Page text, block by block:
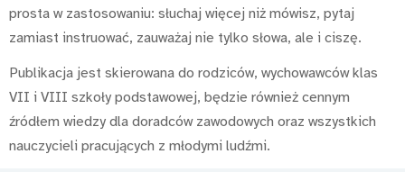
prosta w zastosowaniu: słuchaj więcej niż mówisz, pytaj
zamiast instruować, zauważaj nie tylko słowa, ale i ciszę.
Publikacja jest skierowana do rodziców, wychowawców klas
VII i VIII szkoły podstawowej, będzie również cennym
źródłem wiedzy dla doradców zawodowych oraz wszystkich
nauczycieli pracujących z młodymi ludźmi.